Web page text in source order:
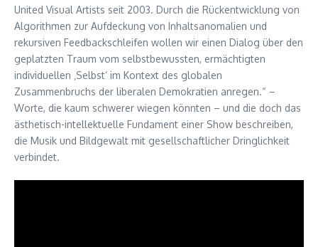
United Visual Artists seit 2003. Durch die Rückentwicklung von
Algorithmen zur Aufdeckung von Inhaltsanomalien und
rekursiven Feedbackschleifen wollen wir einen Dialog über den
geplatzten Traum vom selbstbewussten, ermächtigten
individuellen ‚Selbst‘ im Kontext des globalen
Zusammenbruchs der liberalen Demokratien anregen.“ –
Worte, die kaum schwerer wiegen könnten – und die doch das
ästhetisch-intellektuelle Fundament einer Show beschreiben,
die Musik und Bildgewalt mit gesellschaftlicher Dringlichkeit
verbindet.